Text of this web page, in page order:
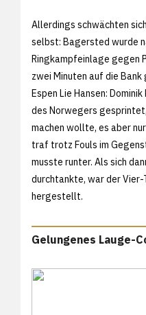
Allerdings schwächten
selbst: Bagersted wurde
Ringkampfeinlage gegen
zwei Minuten auf die
Espen Lie Hansen:
des Norwegers
machen wollte, es aber
traf trotz Fouls im
musste runter. Als sich
durchtankte, war der
hergestellt.
Gelungenes Lauge-